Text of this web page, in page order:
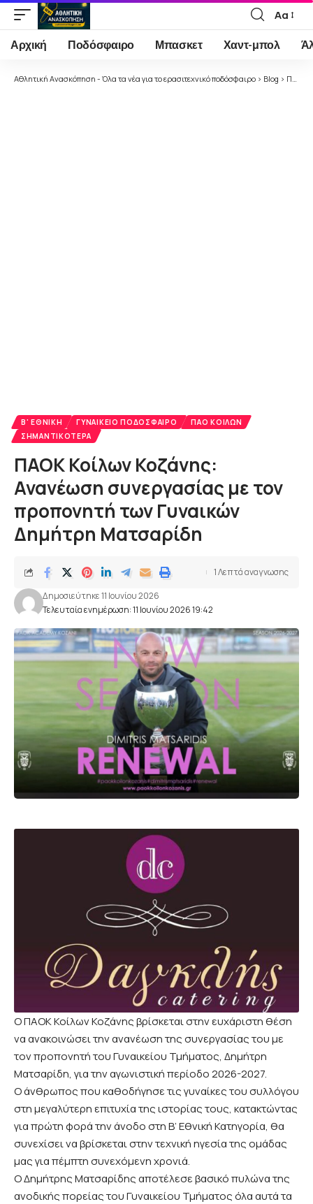
Font
Resizer
Αα
Αρχική Ποδόσφαιρο Μπασκετ Χαντ-μπολ
Αθλητική Ανασκόπηση - Όλα τα νέα για το ερασιτεχνικό ποδόσφαιρο > Blog > Ποδόσφαιρο
Β' ΕΘΝΙΚΉ ΓΥΝΑΙΚΕΊΟ ΠΟΔΌΣΦΑΙΡΟ
ΠΑΟ ΚΟΊΛΩΝ
ΣΗΜΑΝΤΙΚΌΤΕΡΑ
ΠΑΟΚ Κοίλων Κοζάνης:
Ανανέωση συνεργασίας με τον
προπονητή των Γυναικών
Δημήτρη Ματσαρίδη
Τελευταία ενημέρωση: 11 Ιουνίου 2026 19:42
Δημοσιεύτηκε 11 Ιουνίου 2026
1 Λεπτά αναγνωσης
Ο ΠΑΟΚ Κοίλων Κοζάνης βρίσκεται στην ευχάριστη θέση
να ανακοινώσει την ανανέωση της συνεργασίας του με
τον προπονητή του Γυναικείου Τμήματος, Δημήτρη
Ματσαρίδη, για την αγωνιστική περίοδο 2026-2027.
Ο άνθρωπος που καθοδήγησε τις γυναίκες του συλλόγου
στη μεγαλύτερη επιτυχία της ιστορίας τους, κατακτώντας
για πρώτη φορά την άνοδο στη Β’ Εθνική Κατηγορία, θα
συνεχίσει να βρίσκεται στην τεχνική ηγεσία της ομάδας
μας για πέμπτη συνεχόμενη χρονιά.
Ο Δημήτρης Ματσαρίδης αποτέλεσε βασικό πυλώνα της
ανοδικής πορείας του Γυναικείου Τμήματος όλα αυτά τα